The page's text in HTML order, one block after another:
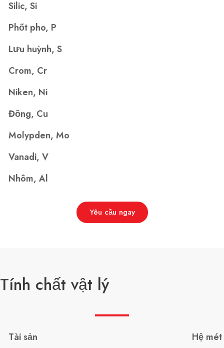
Silic, Si
Phốt pho, P
Lưu huỳnh, S
Crom, Cr
Niken, Ni
Đồng, Cu
Molypden, Mo
Vanadi, V
Nhôm, Al
Yêu cầu ngay
Tính chất vật lý
Tài sản
Hệ mét